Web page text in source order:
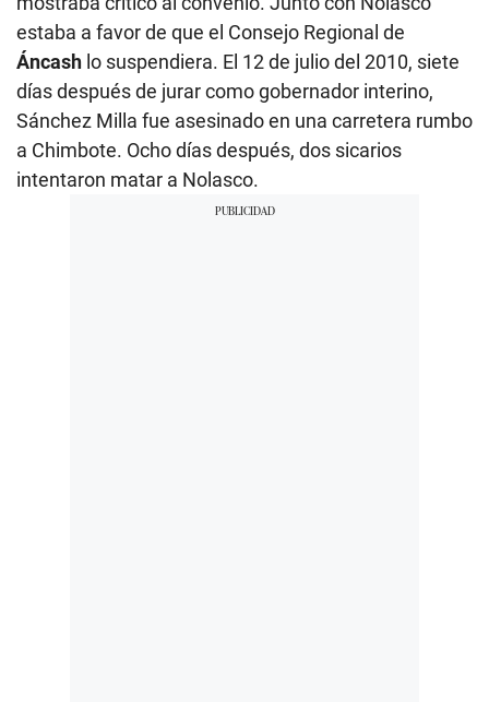
estaba a favor de que el Consejo Regional de
Áncash lo suspendiera. El 12 de julio del 2010, siete
días después de jurar como gobernador interino,
Sánchez Milla fue asesinado en una carretera rumbo
a Chimbote. Ocho días después, dos sicarios
intentaron matar a Nolasco.